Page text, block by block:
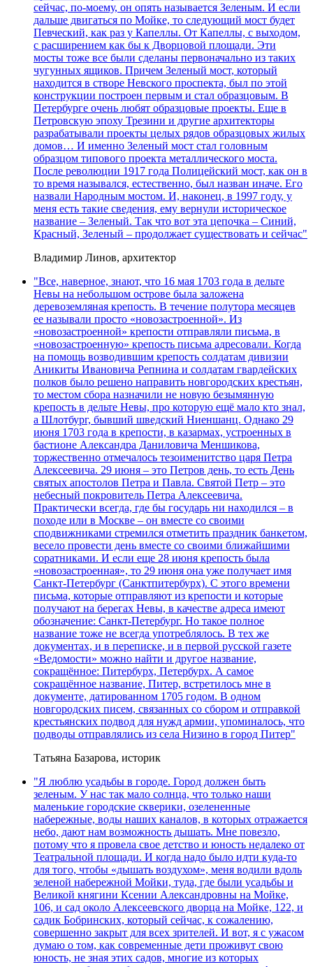
сейчас, по-моему, он опять называется Зеленым. И если
дальше двигаться по Мойке, то следующий мост будет
Певческий, как раз у Капеллы. От Капеллы, с выходом,
с расширением как бы к Дворцовой площади. Эти
мосты тоже все были сделаны первоначально из таких
чугунных ящиков. Причем Зеленый мост, который
находится в створе Невского проспекта, был по этой
конструкции построен первым и стал образцовым. В
Петербурге очень любят образцовые проекты. Еще в
Петровскую эпоху Трезини и другие архитекторы
разрабатывали проекты целых рядов образцовых жилых
домов… И именно Зеленый мост стал головным
образцом типового проекта металлического моста.
После революции 1917 года Полицейский мост, как он в
то время назывался, естественно, был назван иначе. Его
назвали Народным мостом. И, наконец, в 1997 году, у
меня есть такие сведения, ему вернули историческое
название – Зеленый. Так что вот эта цепочка – Синий,
Красный, Зеленый – продолжает существовать и сейчас"
Владимир Линов, архитектор
"Все, наверное, знают, что 16 мая 1703 года в дельте
Невы на небольшом острове была заложена
деревоземляная крепость. В течение полутора месяцев
ее называли просто «новозастроенной». Из
«новозастроенной» крепости отправляли письма, в
«новозастроенную» крепость письма адресовали. Когда
на помощь возводившим крепость солдатам дивизии
Аникиты Ивановича Репнина и солдатам гвардейских
полков было решено направить новгородских крестьян,
то местом сбора назначили не новую безымянную
крепость в дельте Невы, про которую ещё мало кто знал,
а Шлотбург, бывший шведский Ниеншанц. Однако 29
июня 1703 года в крепости, в казармах, устроенных в
бастионе Александра Даниловича Меншикова,
торжественно отмечалось тезоименитство царя Петра
Алексеевича. 29 июня – это Петров день, то есть День
святых апостолов Петра и Павла. Святой Петр – это
небесный покровитель Петра Алексеевича.
Практически всегда, где бы государь ни находился – в
походе или в Москве – он вместе со своими
сподвижниками стремился отметить праздник банкетом,
весело провести день вместе со своими ближайшими
соратниками. И если еще 28 июня крепость была
«новозастроенная», то 29 июня она уже получает имя
Санкт-Петербург (Санктпитербурх). С этого времени
письма, которые отправляют из крепости и которые
получают на берегах Невы, в качестве адреса имеют
обозначение: Санкт-Петербург. Но такое полное
название тоже не всегда употреблялось. В тех же
документах, и в переписке, и в первой русской газете
«Ведомости» можно найти и другое название,
сокращённое: Питербурх, Петербурх. А самое
сокращённое название, Питер, встретилось мне в
документе, датированном 1705 годом. В одном
новгородских писем, связанных со сбором и отправкой
крестьянских подвод для нужд армии, упоминалось, что
подводы отправлялись из села Низино в город Питер"
Татьяна Базарова, историк
"Я люблю усадьбы в городе. Город должен быть
зеленым. У нас так мало солнца, что только наши
маленькие городские скверики, озелененные
набережные, воды наших каналов, в которых отражается
небо, дают нам возможность дышать. Мне повезло,
потому что я провела свое детство и юность недалеко от
Театральной площади. И когда надо было идти куда-то
для того, чтобы «дышать воздухом», меня водили вдоль
зеленой набережной Мойки, туда, где были усадьбы и
Великой княгини Ксении Александровны на Мойке,
106, и сад около Алексеевского дворца на Мойке, 122, и
садик Бобринских, который сейчас, к сожалению,
совершенно закрыт для всех зрителей. И вот, я с ужасом
думаю о том, как современные дети проживут свою
юность, не зная этих садов, многие из которых